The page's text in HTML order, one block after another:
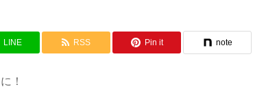
LINE RSS Pin it note
！